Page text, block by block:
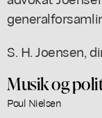
S. H. Joensen,
Musik og
Poul Nielsen